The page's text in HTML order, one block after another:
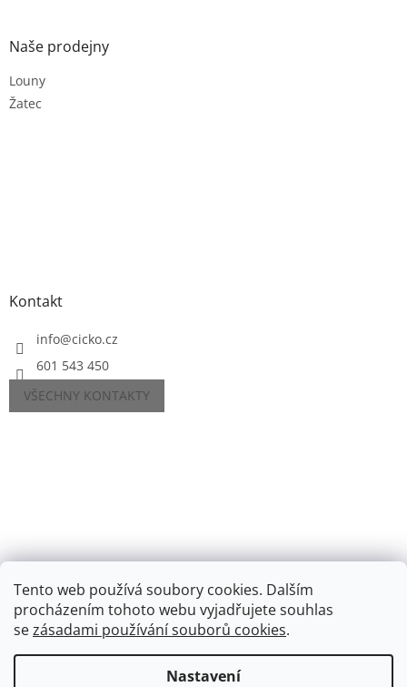
Tento web používá soubory cookies. Dalším
procházením tohoto webu vyjadřujete souhlas
sezásadami používání souborů cookies.
Nastavení
Naše prodejny
Louny
Žatec
Kontakt
info@cicko.cz
601 543 450
VŠECHNY KONTAKTY